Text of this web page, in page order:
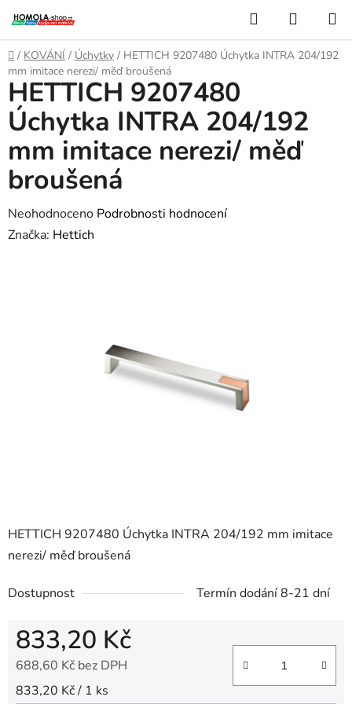
na
obsah
Hledat
KOŠÍK
Domů
/ KOVÁNÍ / Úchytky / HETTICH 9207480 Úchytka INTRA 204/192
mm imitace nerezi/ měď broušená
HETTICH 9207480 Úchytka INTRA 204/192 mm imitace
nerezi/ měď broušená
Dostupnost Termín dodání 8-21 dní
833,20 Kč
688,60 Kč bez DPH
Měrná cena:
833,20 Kč / 1 ks
HETTICH 9207480
Úchytka INTRA 204/192
mm imitace nerezi/ měď
broušená
Průměrné
hodnocení
Neohodnoceno Podrobnosti hodnocení
Značka: Hettich